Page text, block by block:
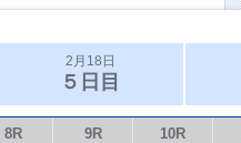
2月18日
５日目
8R 9R 10R